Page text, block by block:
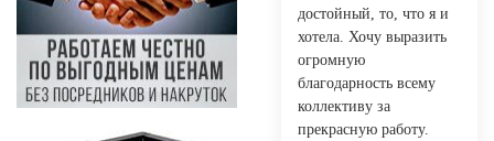
достойный, то, что я и
хотела. Хочу выразить
огромную
благодарность всему
коллективу за
прекрасную работу.